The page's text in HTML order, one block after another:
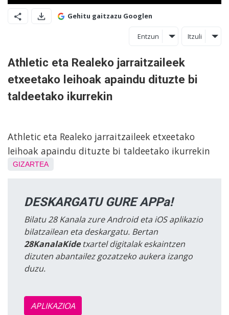
Gehitu gaitzazu Googlen
Entzun Itzuli
Athletic eta Realeko jarraitzaileek
etxeetako leihoak apaindu dituzte bi
taldeetako ikurrekin
Athletic eta Realeko jarraitzaileek etxeetako
leihoak apaindu dituzte bi taldeetako ikurrekin
GIZARTEA
DESKARGATU GURE APPa!
Bilatu 28 Kanala zure Android eta iOS aplikazio
bilatzailean eta deskargatu. Bertan
28KanalaKidetxartel digitalak eskaintzen
dizuten abantailez gozatzeko aukera izango
duzu.
APLIKAZIOA